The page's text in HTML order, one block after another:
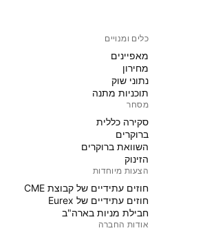
כלים ומנויים
מאפיינים
מחירון
נתוני שוק
תוכניות מתנה
מסחר
סקירה כללית
ברוקרים
השוואת ברוקרים
הזינוק
הצעות מיוחדות
חוזים עתידיים של קבוצת CME
חוזים עתידיים של Eurex
חבילת מניות בארה"ב
אודות החברה